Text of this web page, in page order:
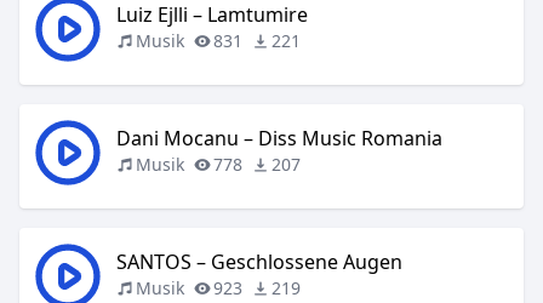
Luiz Ejlli – Lamtumire
Musik 831 221
Dani Mocanu – Diss Music Romania
Musik 778 207
SANTOS – Geschlossene Augen
Musik 923 219